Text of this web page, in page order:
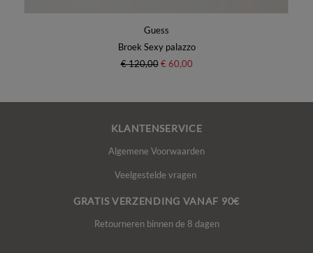
Guess
Broek Sexy palazzo
€ 120,00 € 60,00
KLANTENSERVICE
Algemene Voorwaarden
Veelgestelde vragen
GRATIS VERZENDING VANAF 90€
Retourneren binnen de 8 dagen